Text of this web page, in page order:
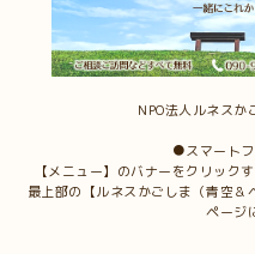
NPO法人ルネスか
●スマート
【メニュー】のバナーをクリック
最上部の【ルネスかごしま（青空
ページ